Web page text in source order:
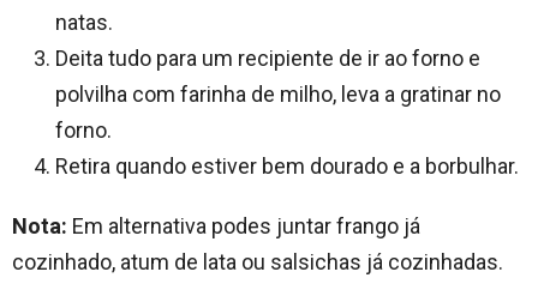
natas.
Deita tudo para um recipiente de ir ao forno e
polvilha com farinha de milho, leva a gratinar no
forno.
Retira quando estiver bem dourado e a borbulhar.
Nota: Em alternativa podes juntar frango já
cozinhado, atum de lata ou salsichas já cozinhadas.